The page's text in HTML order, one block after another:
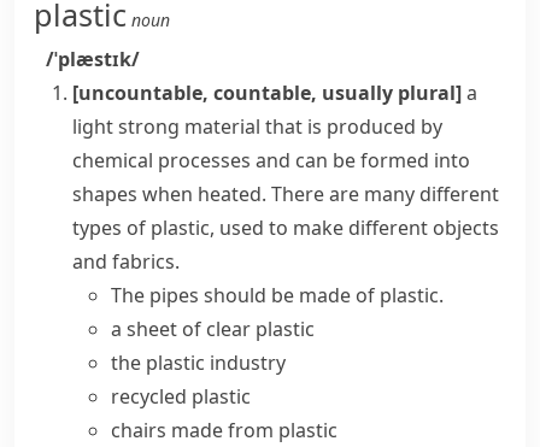
plastic noun
/ˈplæstɪk/
[uncountable, countable, usually plural]a
light strong material that is produced by
chemical processes and can be formed into
shapes when heated. There are many different
types of plastic, used to make different objects
and fabrics.
The pipes should be made of plastic.
a sheet of clear plastic
the plastic industry
recycled plastic
chairs made from plastic